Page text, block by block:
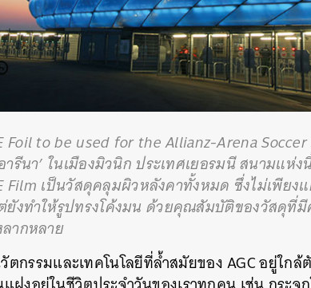
Foil to be used for the Allianz-Arena
รีนา’ ในเมืองมิวนิก ประเทศเยอรมนี สนามแห่
Film เป็นวัสดุคลุมผิวหลังคาทั้งหมด ซึ่งไม่เพีย
ยังทำให้รูปทรงโค้งมน ด้วยคุณสัมบัติของวัสดุที่
ากหลาย
กรรมและเทคโนโลยีที่ล้ำสมัยของ AGC อยู่ใก